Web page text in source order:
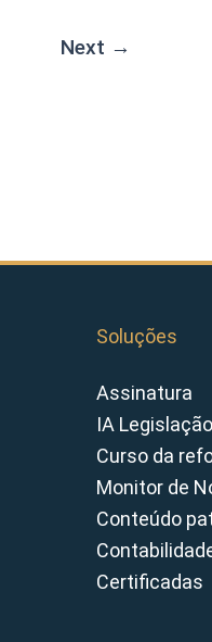
Next →
Soluções
Assinatura
IA Legislação
Curso da
Monitor de
Conteúdo
Certificadas